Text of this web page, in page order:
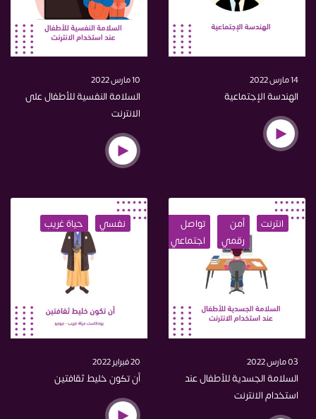
14 مارس 2022
الهندسة الإجتماعية
10 مارس 2022
السلامة النفسية للأطفال على
الانترنت
انترنت
أمن
رقمي
تواصل
اجتماعي
نفسي الخصوصية صحة
03 مارس 2022
السلامة الجسدية للأطفال عند
استخدام الانترنت
نفسي حياة غريب
20 فبراير 2022
أن تكون خليط ثقافتين